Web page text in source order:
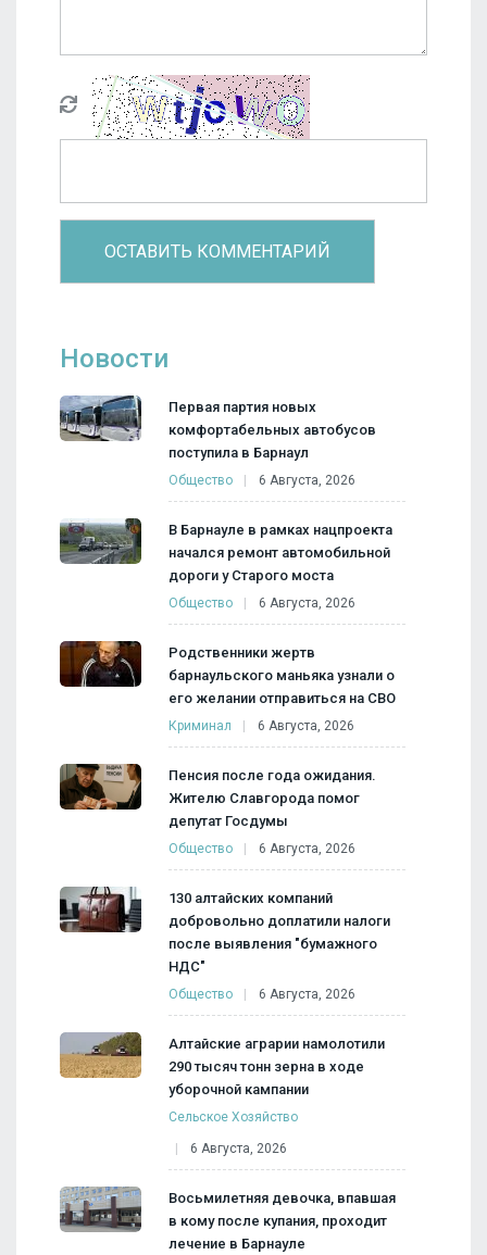
Новости
Первая партия новых
комфортабельных автобусов
поступила в Барнаул
Общество 6 Августа, 2026
В Барнауле в рамках нацпроекта
начался ремонт автомобильной
дороги у Старого моста
Общество 6 Августа, 2026
Родственники жертв
барнаульского маньяка узнали о
его желании отправиться на СВО
Криминал 6 Августа, 2026
Пенсия после года ожидания.
Жителю Славгорода помог
депутат Госдумы
Общество 6 Августа, 2026
130 алтайских компаний
добровольно доплатили налоги
после выявления "бумажного
НДС"
Общество 6 Августа, 2026
Алтайские аграрии намолотили
290 тысяч тонн зерна в ходе
уборочной кампании
Сельское Хозяйство
6 Августа, 2026
Восьмилетняя девочка, впавшая
в кому после купания, проходит
лечение в Барнауле